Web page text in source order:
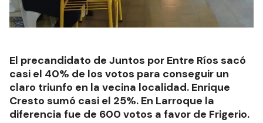
El precandidato de Juntos por Entre Ríos sacó
casi el 40% de los votos para conseguir un
claro triunfo en la vecina localidad. Enrique
Cresto sumó casi el 25%. En Larroque la
diferencia fue de 600 votos a favor de Frigerio.